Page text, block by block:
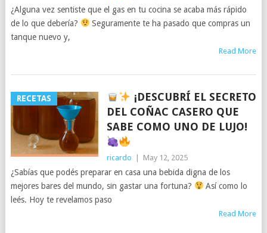
¿Alguna vez sentiste que el gas en tu cocina se acaba más rápido
de lo que debería?
Seguramente te ha pasado que compras un
tanque nuevo y,
Read More
RECETAS
¡DESCUBRÍ EL SECRETO
DEL COÑAC CASERO QUE
SABE COMO UNO DE LUJO!
ricardo May 12, 2025
¿Sabías que podés preparar en casa una bebida digna de los
mejores bares del mundo, sin gastar una fortuna?
Así como lo
leés. Hoy te revelamos paso
Read More